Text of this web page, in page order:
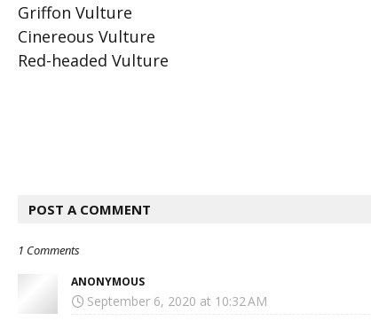
Griffon Vulture
Cinereous Vulture
Red-headed Vulture
POST A COMMENT
1 Comments
ANONYMOUS
September 6, 2020 at 10:32 AM